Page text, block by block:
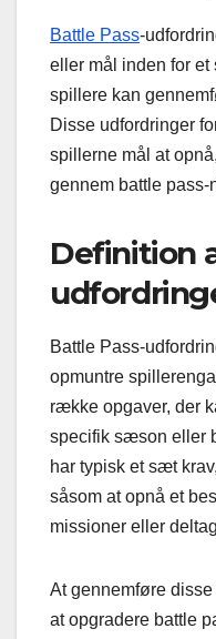
Battle Pass-
eller mål inden for et
spillere kan
Disse udfordringer
spillerne mål at
gennem battle pass-
Definition
Battle Pass-
opmuntre
række opgaver, der
specifik sæson eller
har typisk et sæt
såsom at opnå et
missioner eller
At gennemføre disse
at opgradere battle